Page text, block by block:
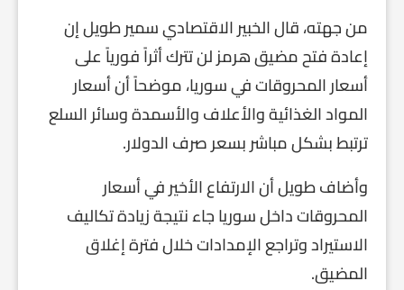
من جهته، قال الخبير الاقتصادي سمير طويل إن
إعادة فتح مضيق هرمز لن تترك أثراً فورياً على
أسعار المحروقات في سوريا، موضحاً أن أسعار
المواد الغذائية والأعلاف والأسمدة وسائر السلع
ترتبط بشكل مباشر بسعر صرف الدولار.
وأضاف طويل أن الارتفاع الأخير في أسعار
المحروقات داخل سوريا جاء نتيجة زيادة تكاليف
الاستيراد وتراجع الإمدادات خلال فترة إغلاق
المضيق.